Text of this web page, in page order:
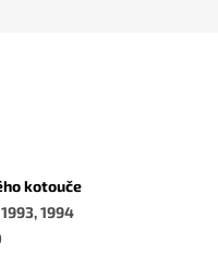
kotouče
1994